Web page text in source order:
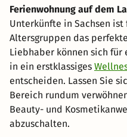
Ferienwohnung auf dem
Unterkünfte in Sachsen
Altersgruppen das
Liebhaber können sich
in ein erstklassiges
entscheiden. Lassen Sie
Bereich rundum
Beauty- und
abzuschalten.